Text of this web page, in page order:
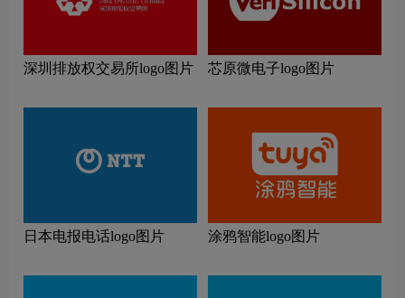
深圳排放权交易所logo图片 芯原微电子logo图片
日本电报电话logo图片 涂鸦智能logo图片